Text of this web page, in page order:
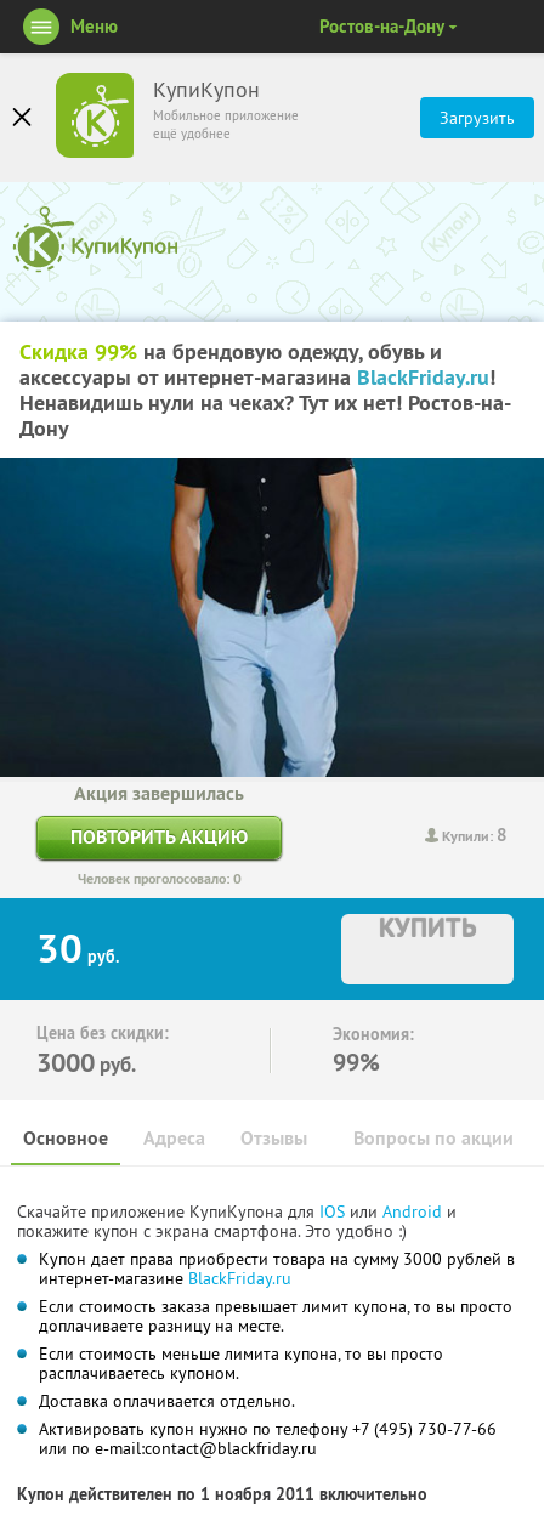
КупиКупон
Мобильное приложение
ещё удобнее
Загрузить
Меню Ростов-на-Дону
Скидка 99% на брендовую одежду, обувь и
аксессуары от интернет-магазина BlackFriday.ru!
Ненавидишь нули на чеках? Тут их нет! Ростов-на-
Дону
Купили: 8
Акция завершилась
ПОВТОРИТЬ АКЦИЮ
Человек проголосовало: 0
30 руб.
КУПИТЬ
Цена без скидки:
3000 руб.
Экономия:
99%
Основное Отзывы Вопросы по акции
Адреса
Скачайте приложение КупиКупона для IOS или Android и
покажите купон с экрана смартфона. Это удобно :)
Купон дает права приобрести товара на сумму 3000 рублей в
интернет-магазине BlackFriday.ru
Если стоимость заказа превышает лимит купона, то вы просто
доплачиваете разницу на месте.
Если стоимость меньше лимита купона, то вы просто
расплачиваетесь купоном.
Доставка оплачивается отдельно.
Активировать купон нужно по телефону +7 (495) 730-77-66
или по e-mail:contact@blackfriday.ru
Купон действителен по 1 ноября 2011 включительно